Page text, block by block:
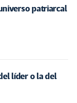
patriarcal
líder o la del